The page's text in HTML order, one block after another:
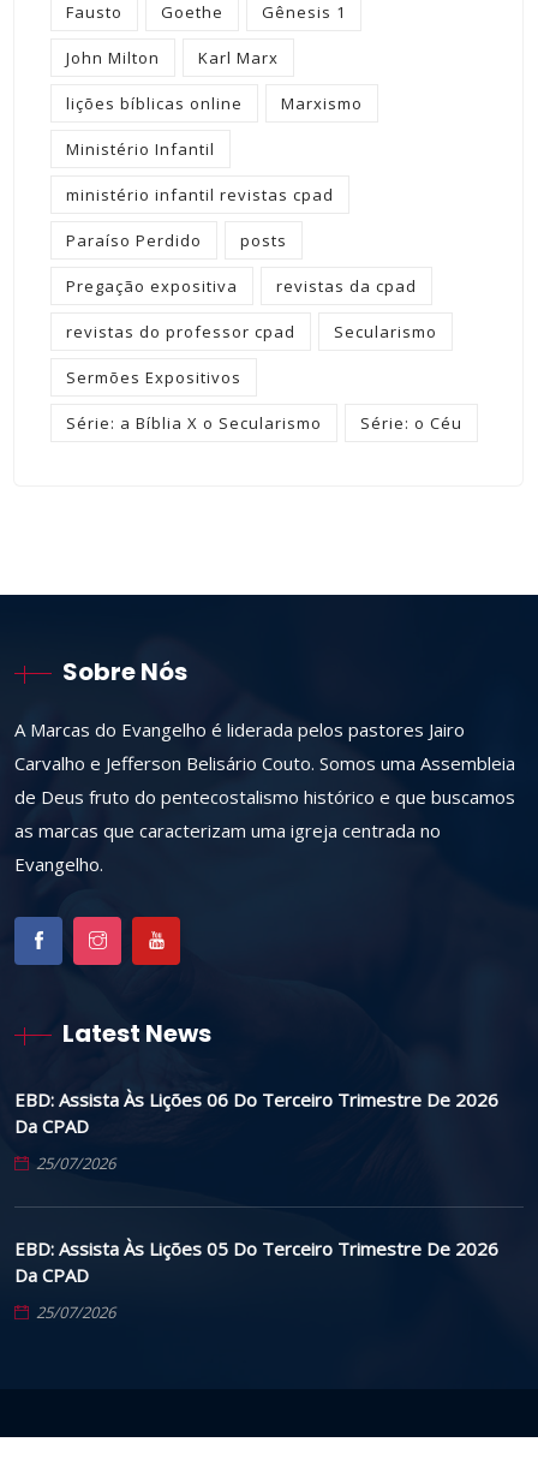
Fausto Goethe Gênesis 1
John Milton Karl Marx
lições bíblicas online Marxismo
Ministério Infantil
ministério infantil revistas cpad
Paraíso Perdido posts
Pregação expositiva revistas da cpad
revistas do professor cpad Secularismo
Sermões Expositivos
Série: a Bíblia X o Secularismo Série: o Céu
Sobre Nós
A Marcas do Evangelho é liderada pelos pastores Jairo
Carvalho e Jefferson Belisário Couto. Somos uma Assembleia
de Deus fruto do pentecostalismo histórico e que buscamos
as marcas que caracterizam uma igreja centrada no
Evangelho.
Latest News
EBD: Assista Às Lições 06 Do Terceiro Trimestre De 2026
Da CPAD
25/07/2026
EBD: Assista Às Lições 05 Do Terceiro Trimestre De 2026
Da CPAD
25/07/2026